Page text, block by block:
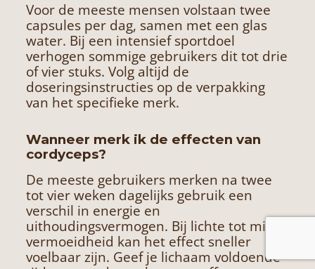
Voor de meeste mensen volstaan twee
capsules per dag, samen met een glas
water. Bij een intensief sportdoel
verhogen sommige gebruikers dit tot drie
of vier stuks. Volg altijd de
doseringsinstructies op de verpakking
van het specifieke merk.
Wanneer merk ik de effecten van
cordyceps?
De meeste gebruikers merken na twee
tot vier weken dagelijks gebruik een
verschil in energie en
uithoudingsvermogen. Bij lichte tot milde
vermoeidheid kan het effect sneller
voelbaar zijn. Geef je lichaam voldoende